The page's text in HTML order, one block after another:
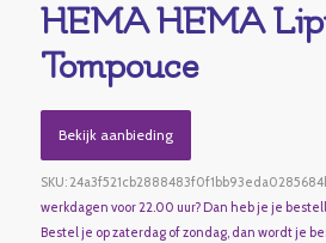
HEMA HEMA
Tompouce
Bekijk aanbieding
SKU:
werkdagen voor 22.00 uur? Dan heb je je
Bestel je op zaterdag of zondag, dan wordt je